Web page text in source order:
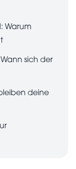
Warum
sich der
deine